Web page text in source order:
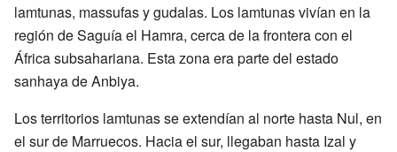
lamtunas, massufas y gudalas. Los lamtunas vivían en la
región de Saguía el Hamra, cerca de la frontera con el
África subsahariana. Esta zona era parte del estado
sanhaya de Anbiya.
Los territorios lamtunas se extendían al norte hasta Nul, en
el sur de Marruecos. Hacia el sur, llegaban hasta Izal y